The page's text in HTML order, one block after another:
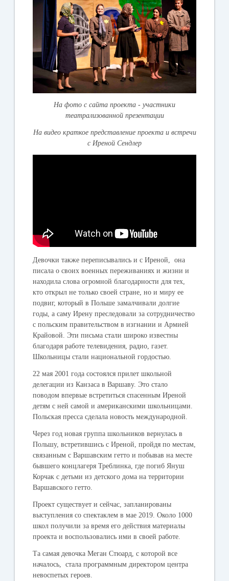
На фото с сайта проекта - участники
театрализованной презентации
На видео краткое представление проекта и встречи
с Иреной Сендлер
Девочки также переписывались и с Иреной, она
писала о своих военных переживаниях и жизни и
находила слова огромной благодарности для тех,
кто открыл не только своей стране, но и миру ее
подвиг, который в Польше замалчивали долгие
годы, а саму Ирену преследовали за сотрудничество
с польским правительством в изгнании и Армией
Крайовой. Эти письма стали широко известны
благодаря работе телевидения, радио, газет.
Школьницы стали национальной гордостью.
22 мая 2001 года состоялся прилет школьной
делегации из Канзаса в Варшаву. Это стало
поводом впервые встретиться спасенным Иреной
детям с ней самой и американскими школьницами.
Польская пресса сделала новость международной.
Через год новая группа школьников вернулась в
Польшу, встретившись с Иреной, пройдя по местам,
связанным с Варшавским гетто и побывав на месте
бывшего концлагеря Треблинка, где погиб Януш
Корчак с детьми из детского дома на территории
Варшавского гетто.
Проект существует и сейчас, запланированы
выступления со спектаклем в мае 2019. Около 1000
школ получили за время его действия материалы
проекта и воспользовались ими в своей работе.
Та самая девочка Меган Стюард, с которой все
началось, стала программным директором центра
невоспетых героев.